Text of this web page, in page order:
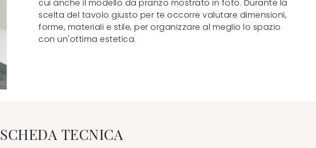
cui anche il modello da pranzo mostrato in foto. Durante la
scelta del tavolo giusto per te occorre valutare dimensioni,
forme, materiali e stile, per organizzare al meglio lo spazio
con un'ottima estetica.
SCHEDA TECNICA